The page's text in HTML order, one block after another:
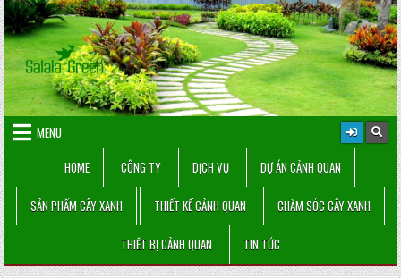
Skip
to
content
MENU
HOME
CÔNG TY DỊCH VỤ DỰ ÁN CẢNH QUAN
SẢN PHẨM CÂY XANH THIẾT KẾ CẢNH QUAN CHĂM SÓC CÂY XANH
THIẾT BỊ CẢNH QUAN TIN TỨC